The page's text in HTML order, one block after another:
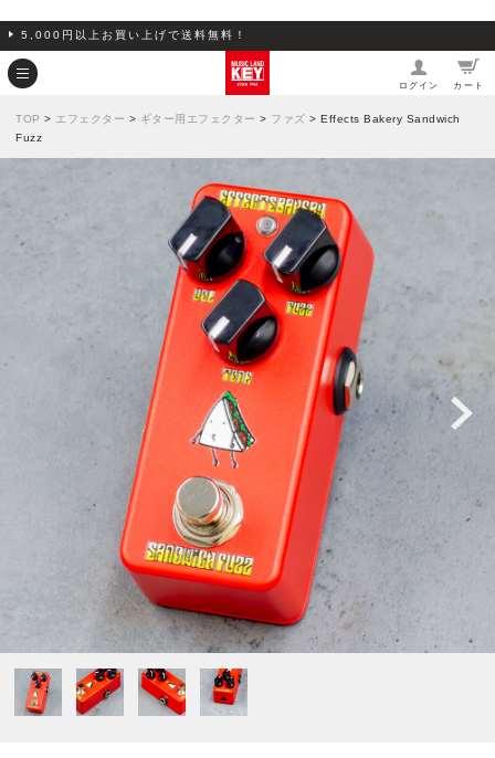
5,000円以上お買い上げで送料無料！
ログイン カート
TOP > エフェクター > ギター用エフェクター > ファズ > Effects Bakery Sandwich
Fuzz